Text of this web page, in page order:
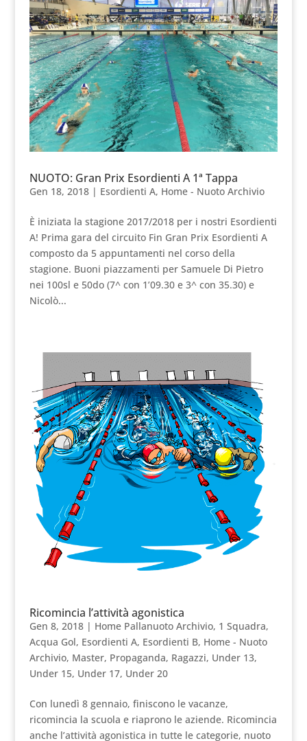
NUOTO: Gran Prix Esordienti A 1ª Tappa
Gen 18, 2018| Esordienti A, Home - Nuoto Archivio
È iniziata la stagione 2017/2018 per i nostri Esordienti
A! Prima gara del circuito Fin Gran Prix Esordienti A
composto da 5 appuntamenti nel corso della
stagione. Buoni piazzamenti per Samuele Di Pietro
nei 100sl e 50do (7^ con 1’09.30 e 3^ con 35.30) e
Nicolò...
Ricomincia l’attività agonistica
Gen 8, 2018| Home Pallanuoto Archivio, 1 Squadra,
Acqua Gol, Esordienti A, Esordienti B, Home - Nuoto
Archivio, Master, Propaganda, Ragazzi, Under 13,
Under 15, Under 17, Under 20
Con lunedì 8 gennaio, finiscono le vacanze,
ricomincia la scuola e riaprono le aziende. Ricomincia
anche l’attività agonistica in tutte le categorie, nuoto